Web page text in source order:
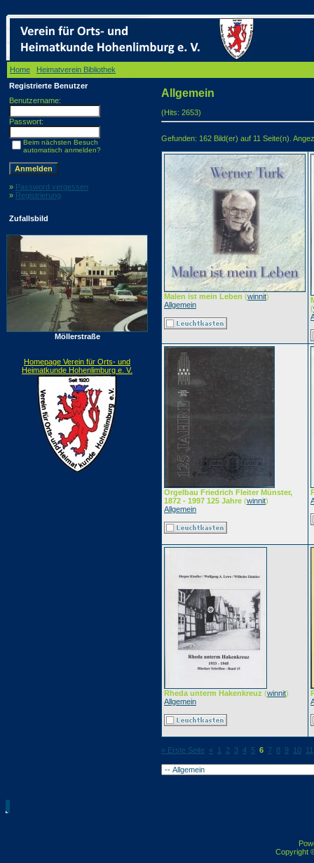
Home Heimatverein Bibliothek
Registrierte Benutzer
Benutzername:
Passwort:
Beim nächsten Besuch
automatisch anmelden?
» Password vergessen
» Registrierung
Zufallsbild
Möllerstraße
Homepage Verein für Orts- und
Heimatkunde Hohenlimburg e. V.
Allgemein
(Hits: 2653)
Gefunden: 162 Bild(er) auf 11 Seite(n).
Malen ist mein Leben (winnit)
Allgemein
(
Orgelbau Friedrich Fleiter Münster,
1872 - 1997 125 Jahre (winnit)
Allgemein
Rheda unterm Hakenkreuz (winnit)
Allgemein
« Erste Seite « 1 2 3 4 5 6 7 8 9 10 11
Copyright